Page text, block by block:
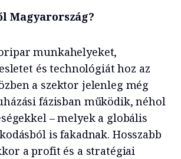
Magyarország?
munkahelyeket,
és technológiát hoz az
a szektor jelenleg még
fázisban működik, néhol
– melyek a globális
is fakadnak. Hosszabb
a profit és a stratégiai